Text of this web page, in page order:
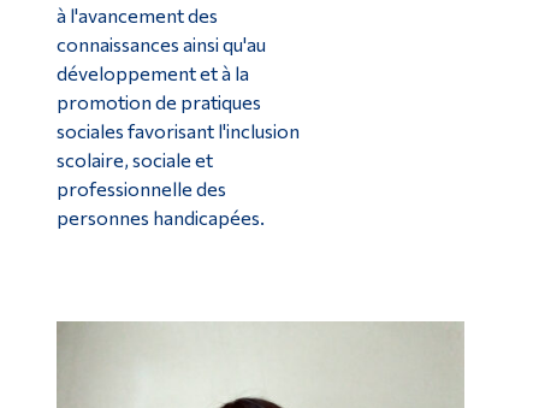
à l'avancement des
connaissances ainsi qu'au
développement et à la
promotion de pratiques
sociales favorisant l'inclusion
scolaire, sociale et
professionnelle des
personnes handicapées.